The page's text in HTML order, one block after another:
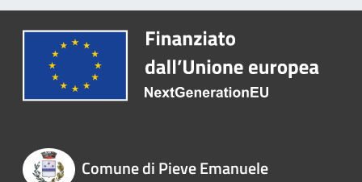
Comune di Pieve Emanuele